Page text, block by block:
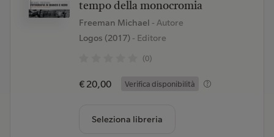
tempo della monocromia
Freeman Michael - Autore
Logos (2017)- Editore
(0)
€ 20,00 Verifica disponibilità
Seleziona libreria